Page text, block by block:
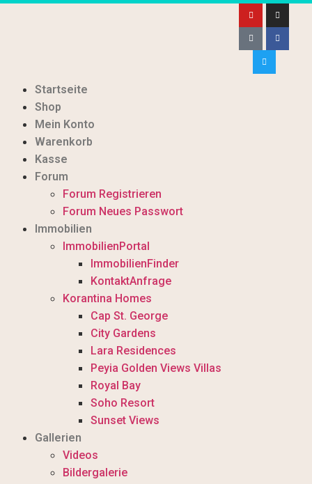
Startseite
Shop
Mein Konto
Warenkorb
Kasse
Forum
Forum Registrieren
Forum Neues Passwort
Immobilien
ImmobilienPortal
ImmobilienFinder
KontaktAnfrage
Korantina Homes
Cap St. George
City Gardens
Lara Residences
Peyia Golden Views Villas
Royal Bay
Soho Resort
Sunset Views
Gallerien
Videos
Bildergalerie